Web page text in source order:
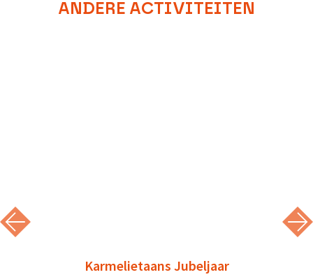
ANDERE ACTIVITEITEN
Karmelietaans Jubeljaar